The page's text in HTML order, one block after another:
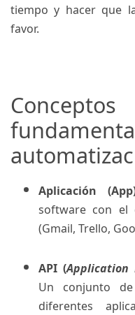
tiempo y hacer que
favor.
Conceptos
Aplicación
software con el
(Gmail, Trello,
API (Application
Un conjunto
diferentes